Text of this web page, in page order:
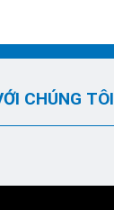
CHÚNG TÔI